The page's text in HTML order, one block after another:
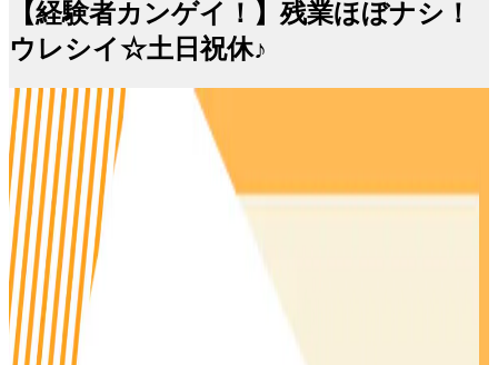
【経験者カンゲイ！】残業ほぼナシ！
ウレシイ☆土日祝休♪